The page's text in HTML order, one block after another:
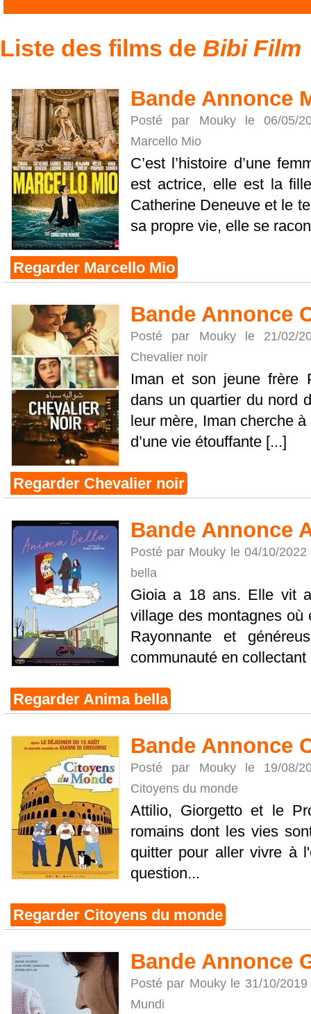
Liste des films de Bibi Film
Bande Annonce
Posté par Mouky le 06/05/
Marcello Mio
C’est l’histoire d’une
est actrice, elle est la
Catherine Deneuve et le
sa propre vie, elle se
Regarder Marcello Mio
Bande Annonce
Posté par Mouky le 21/02/
Chevalier noir
Iman et son jeune frère
dans un quartier du nord
leur mère, Iman cherche
d’une vie étouffante [...]
Regarder Chevalier noir
Bande Annonce
Posté par Mouky le 04/10/
bella
Gioia a 18 ans. Elle vit
village des montagnes où
Rayonnante et
communauté en
Regarder Anima bella
Bande Annonce
Posté par Mouky le 19/08/
Citoyens du monde
Attilio, Giorgetto et le
romains dont les vies
quitter pour aller vivre à
question...
Regarder Citoyens du monde
Bande Annonce
Posté par Mouky le 31/10/
Mundi